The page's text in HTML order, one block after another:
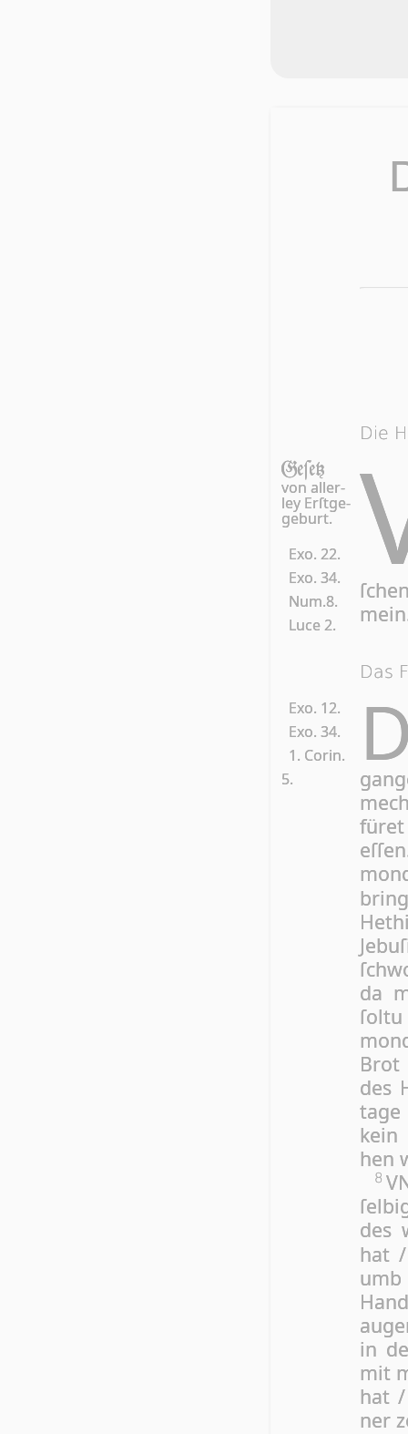
Die
Ge­ſetz
von al­ler­
ley Erſtge-
geburt.
Exo. 22.
Exo. 34.
Num.8.
Luce 2.
Das
Exo. 12.
Exo. 34.
1. Corin.
5.
da
Brot
des
ta­ge
kein
hen
8
des
hat
in
mit
hat
ner